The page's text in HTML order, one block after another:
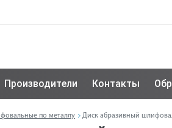
Производители Контакты
по металлу Диск абразивный